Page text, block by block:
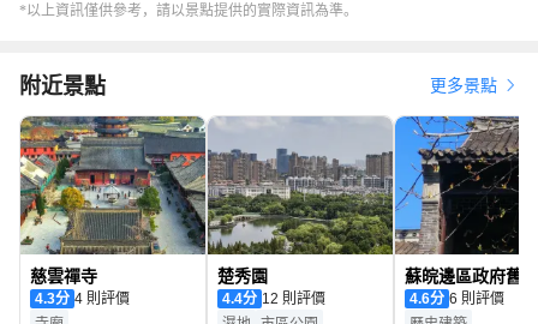
*以上資訊僅供參考，請以景點提供的實際資訊為準。
附近景點 更多景點
慈雲禪寺
4.3分
4 則評價
楚秀園
4.4分
12 則評價
蘇皖邊區政府舊址
4.6分
6 則評價